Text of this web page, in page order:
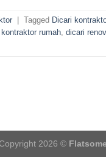
Tagged Dicari
rumah dicari
Copyright 2026 ©